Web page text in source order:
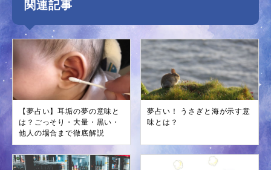
関連記事
【夢占い】耳垢の夢の意味と
は？ごっそり・大量・黒い・
他人の場合まで徹底解説
夢占い！ うさぎと海が示す意
味とは？